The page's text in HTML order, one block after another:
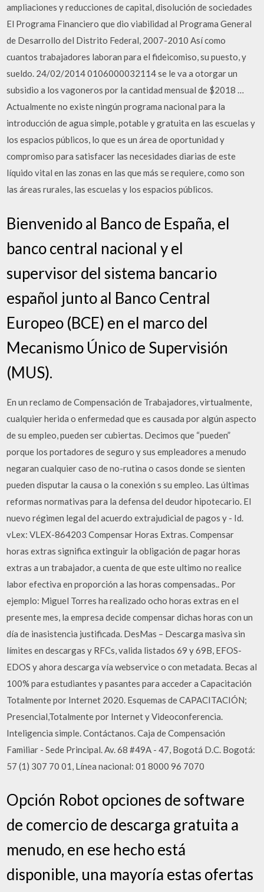
ampliaciones y reducciones de capital, disolución de sociedades
El Programa Financiero que dio viabilidad al Programa General
de Desarrollo del Distrito Federal, 2007-2010 Así como
cuantos trabajadores laboran para el fideicomiso, su puesto, y
sueldo. 24/02/2014 0106000032114 se le va a otorgar un
subsidio a los vagoneros por la cantidad mensual de $2018 …
Actualmente no existe ningún programa nacional para la
introducción de agua simple, potable y gratuita en las escuelas y
los espacios públicos, lo que es un área de oportunidad y
compromiso para satisfacer las necesidades diarias de este
líquido vital en las zonas en las que más se requiere, como son
las áreas rurales, las escuelas y los espacios públicos.
Bienvenido al Banco de España, el
banco central nacional y el
supervisor del sistema bancario
español junto al Banco Central
Europeo (BCE) en el marco del
Mecanismo Único de Supervisión
(MUS).
En un reclamo de Compensación de Trabajadores, virtualmente,
cualquier herida o enfermedad que es causada por algún aspecto
de su empleo, pueden ser cubiertas. Decimos que “pueden”
porque los portadores de seguro y sus empleadores a menudo
negaran cualquier caso de no-rutina o casos donde se sienten
pueden disputar la causa o la conexión s su empleo. Las últimas
reformas normativas para la defensa del deudor hipotecario. El
nuevo régimen legal del acuerdo extrajudicial de pagos y - Id.
vLex: VLEX-864203 Compensar Horas Extras. Compensar
horas extras significa extinguir la obligación de pagar horas
extras a un trabajador, a cuenta de que este ultimo no realice
labor efectiva en proporción a las horas compensadas.. Por
ejemplo: Miguel Torres ha realizado ocho horas extras en el
presente mes, la empresa decide compensar dichas horas con un
día de inasistencia justificada. DesMas – Descarga masiva sin
límites en descargas y RFCs, valida listados 69 y 69B, EFOS-
EDOS y ahora descarga vía webservice o con metadata. Becas al
100% para estudiantes y pasantes para acceder a Capacitación
Totalmente por Internet 2020. Esquemas de CAPACITACIÓN;
Presencial,Totalmente por Internet y Videoconferencia.
Inteligencia simple. Contáctanos. Caja de Compensación
Familiar - Sede Principal. Av. 68 #49A - 47, Bogotá D.C. Bogotá:
57 (1) 307 70 01, Línea nacional: 01 8000 96 7070
Opción Robot opciones de software
de comercio de descarga gratuita a
menudo, en ese hecho está
disponible, una mayoría estas ofertas